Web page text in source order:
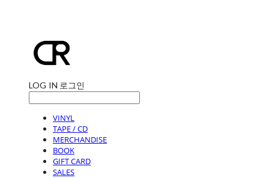
LOG IN 로그인
VINYL
TAPE / CD
MERCHANDISE
BOOK
GIFT CARD
SALES